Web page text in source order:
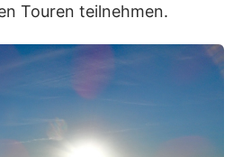
Touren teilnehmen.